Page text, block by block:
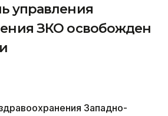
управления
ЗКО освобожден
Западно-